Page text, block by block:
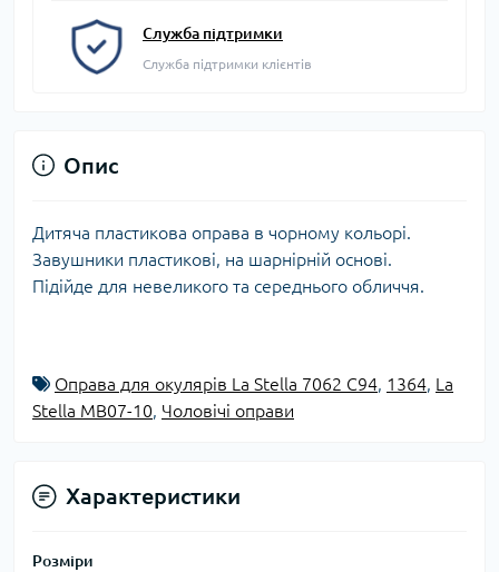
Служба підтримки
Служба підтримки клієнтів
Опис
Дитяча пластикова оправа в чорному кольорі.
Завушники пластикові, на шарнірній основі.
Підійде для невеликого та середнього обличчя.
Оправа для окулярів La Stella 7062 C94 1364 La
Stella MB07-10 Чоловічі оправи
Характеристики
Розміри